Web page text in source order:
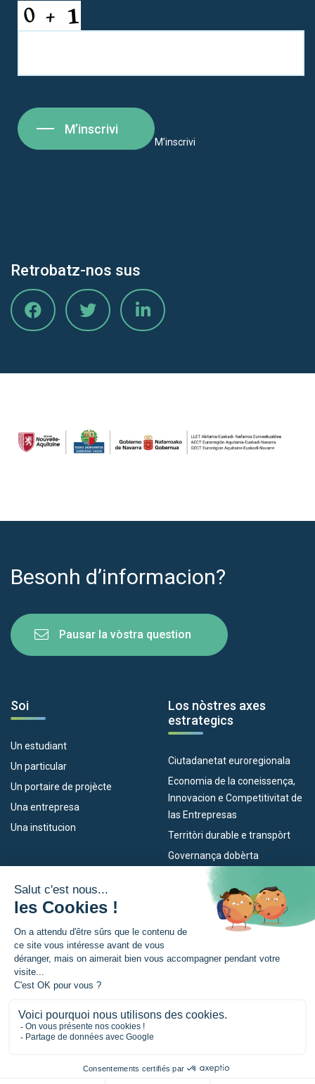
M’inscrivi
M’inscrivi
Retrobatz-nos sus
Besonh d’informacion?
Pausar la vòstra question
Soi
Un estudiant
Un particular
Un portaire de projècte
Una entrepresa
Una institucion
Los nòstres axes
estrategics
Ciutadanetat euroregionala
Economia de la coneissença,
Innovacion e Competitivitat de
las Entrepresas
Territòri durable e transpòrt
Governança dobèrta
Los nòstres dispositius
Empleo
Eskola Futura
TRANSFERMUGA-RREKIN
L’Euroregion
Qu’es l’Euroregion ?
Actualitats
© Euroregion Nouvelle-Aquitaine Euskadi Navarra |Mencions legalas